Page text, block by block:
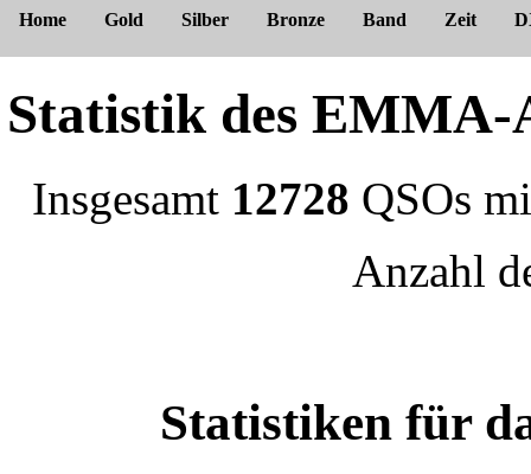
Home Gold Silber Bronze Band Zeit
Statistik des
Insgesamt 12728 QSOs
Anzahl
Statistiken für